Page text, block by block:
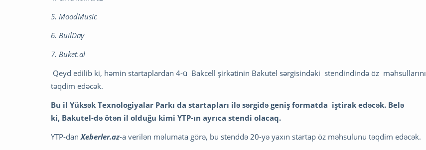
5. MoodMusic
6. BuilDay
7. Buket.al
Qeyd edilib ki, həmin startaplardan 4-ü Bakcell şirkətinin Bakutel sərgisindəki stendindində öz məhsullarını
təqdim edəcək.
Bu il Yüksək Texnologiyalar Parkı da startapları ilə sərgidə geniş formatda iştirak edəcək. Belə
ki, Bakutel-də ötən il olduğu kimi YTP-ın ayrıca stendi olacaq.
YTP-danXeberler.az-a verilən məlumata görə, bu stenddə 20-yə yaxın startap öz məhsulunu təqdim edəcək.